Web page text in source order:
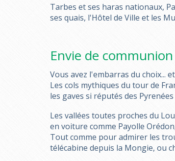
Tarbes et ses haras nationaux,
ses quais, l'Hôtel de Ville et les
Envie de
Vous avez l'embarras du choix...
Les cols mythiques du tour de
les gaves si réputés des
Les vallées toutes proches du
en voiture comme Payolle
Tout comme pour admirer les
télécabine depuis la Mongie, ou